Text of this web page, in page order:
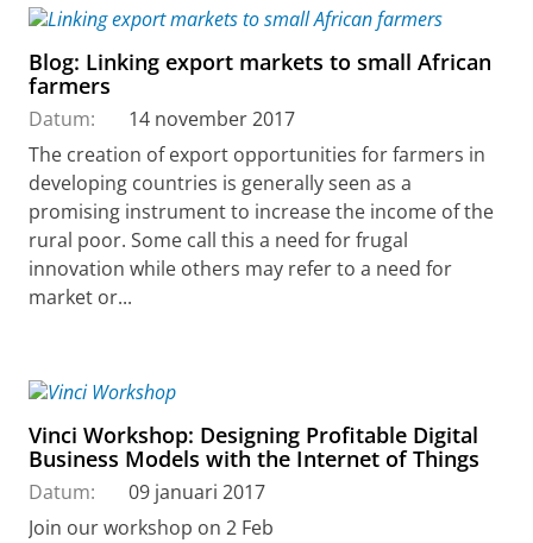
Blog: Linking export markets to small African
farmers
Datum:
14 november 2017
The creation of export opportunities for farmers in
developing countries is generally seen as a
promising instrument to increase the income of the
rural poor. Some call this a need for frugal
innovation while others may refer to a need for
market or...
Vinci Workshop: Designing Profitable Digital
Business Models with the Internet of Things
Datum:
09 januari 2017
Join our workshop on 2 Feb